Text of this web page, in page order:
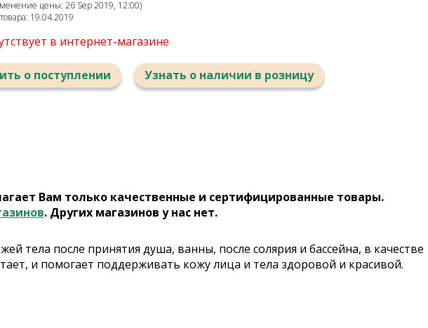
цены: 26 Sep 2019, 12:00)
19.04.2019
в интернет-магазине
о поступлении Узнать о наличии в розницу
Вам только качественные и сертифицированные товары.
. Других магазинов у нас нет.
тела после принятия душа, ванны, после солярия и бассейна, в качестве
и помогает поддерживать кожу лица и тела здоровой и красивой.